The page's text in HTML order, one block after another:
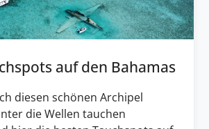
auf den Bahamas
diesen schönen Archipel
die Wellen tauchen